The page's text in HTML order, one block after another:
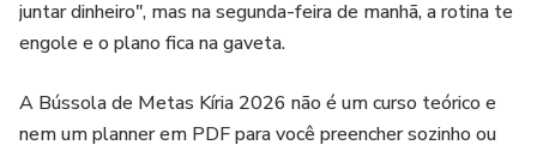
juntar dinheiro", mas na segunda-feira de manhã, a rotina te
engole e o plano fica na gaveta.
A Bússola de Metas Kíria 2026 não é um curso teórico e
nem um planner em PDF para você preencher sozinho ou